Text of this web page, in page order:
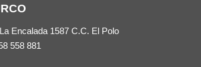
Encalada 1587 C.C. El Polo
558 881